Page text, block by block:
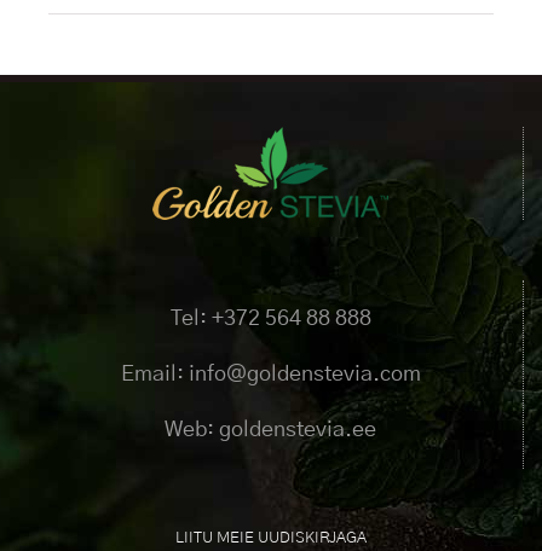
Tel: +372 564 88 888
Email: info@goldenstevia.com
Web: goldenstevia.ee
LIITU MEIE UUDISKIRJAGA